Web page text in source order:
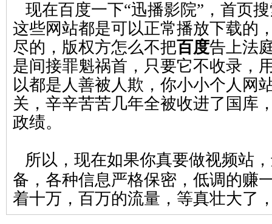
现在百度一下“迅播影院”，首页
这些网站都是可以正常播放下载的
尽的，版权方怎么不把百度告上法
是间接罪魁祸首，只要它不收录，
以都是人善被人欺，你小小个人网
关，辛辛苦苦几年全被收进了国库
政绩。
所以，现在如果你真要做视频站
备，各种信息严格保密，低调的赚
着十万，百万的流量，等真壮大了